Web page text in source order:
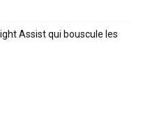
Assist qui bouscule les